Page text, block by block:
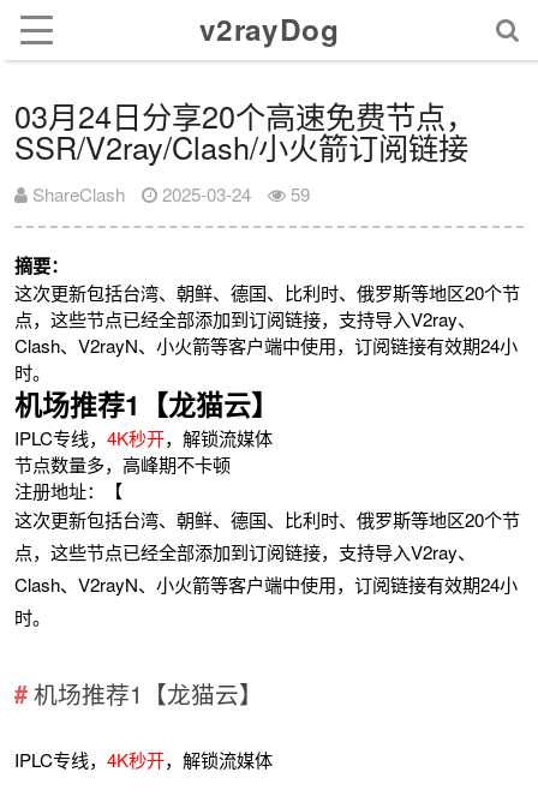
v2rayDog
03月24日分享20个高速免费节点，
SSR/V2ray/Clash/小火箭订阅链接
ShareClash 2025-03-24 59
摘要：
这次更新包括台湾、朝鲜、德国、比利时、俄罗斯等地区20个节
点，这些节点已经全部添加到订阅链接，支持导入V2ray、
Clash、V2rayN、小火箭等客户端中使用，订阅链接有效期24小
时。
机场推荐1【龙猫云】
IPLC专线，4K秒开，解锁流媒体
节点数量多，高峰期不卡顿
注册地址：【
这次更新包括台湾、朝鲜、德国、比利时、俄罗斯等地区20个节
点，这些节点已经全部添加到订阅链接，支持导入V2ray、
Clash、V2rayN、小火箭等客户端中使用，订阅链接有效期24小
时。
机场推荐1【龙猫云】
IPLC专线，4K秒开，解锁流媒体